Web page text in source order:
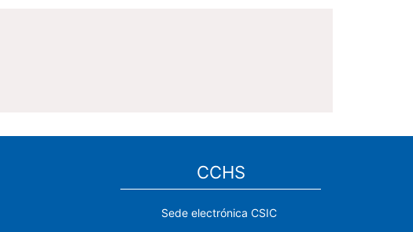
CCHS
Sede electrónica CSIC